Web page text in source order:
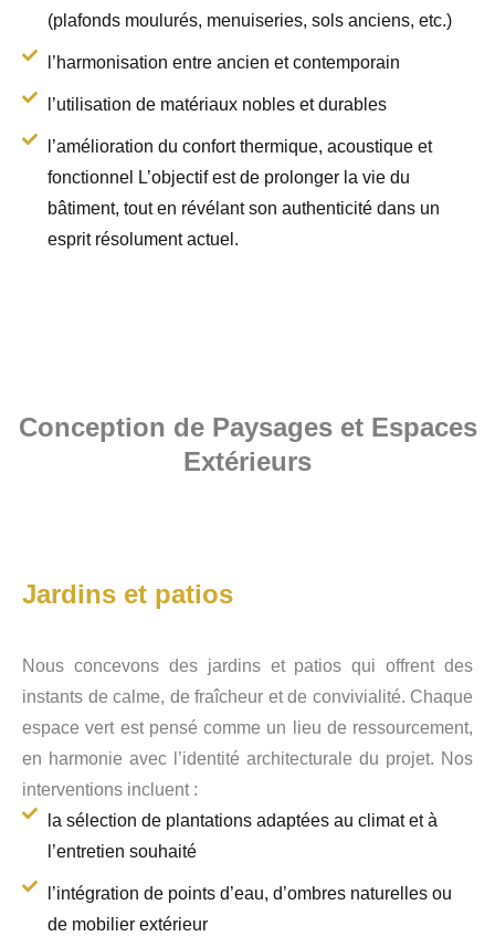
(plafonds moulurés, menuiseries, sols anciens, etc.)
l’harmonisation entre ancien et contemporain
l’utilisation de matériaux nobles et durables
l’amélioration du confort thermique, acoustique et
fonctionnel L’objectif est de prolonger la vie du
bâtiment, tout en révélant son authenticité dans un
esprit résolument actuel.
Conception de Paysages et Espaces
Extérieurs
Jardins et patios
Nous concevons des jardins et patios qui offrent des
instants de calme, de fraîcheur et de convivialité. Chaque
espace vert est pensé comme un lieu de ressourcement,
en harmonie avec l’identité architecturale du projet. Nos
interventions incluent :
la sélection de plantations adaptées au climat et à
l’entretien souhaité
l’intégration de points d’eau, d’ombres naturelles ou
de mobilier extérieur